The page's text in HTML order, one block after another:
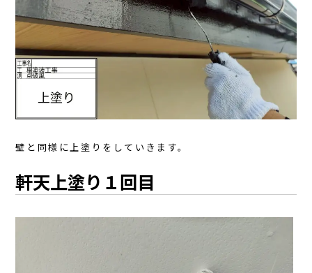
壁と同様に上塗りをしていきます。
軒天上塗り１回目